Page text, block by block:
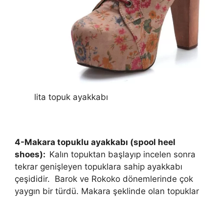
lita topuk ayakkabı
4-Makara topuklu ayakkabı (spool heel
shoes): Kalın topuktan başlayıp incelen sonra
tekrar genişleyen topuklara sahip ayakkabı
çeşididir. Barok ve Rokoko dönemlerinde çok
yaygın bir türdü. Makara şeklinde olan topuklar